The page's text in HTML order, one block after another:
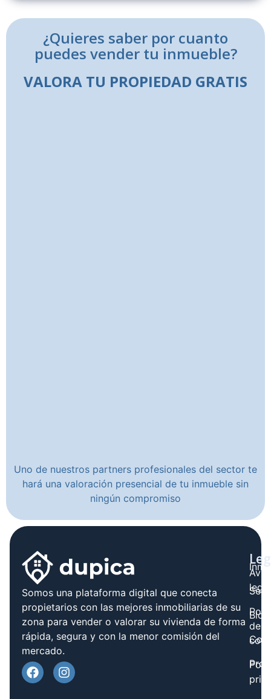
¿Quieres saber por cuanto
puedes vender tu inmueble?
VALORA TU PROPIEDAD GRATIS
Uno de nuestros partners profesionales del sector te
hará una valoración presencial de tu inmueble sin
ningún compromiso
Somos una plataforma digital que conecta
propietarios con las mejores inmobiliarias de su
zona para vender o valorar su vivienda de forma
rápida, segura y con la menor comisión del
mercado.
Blog
legal
de